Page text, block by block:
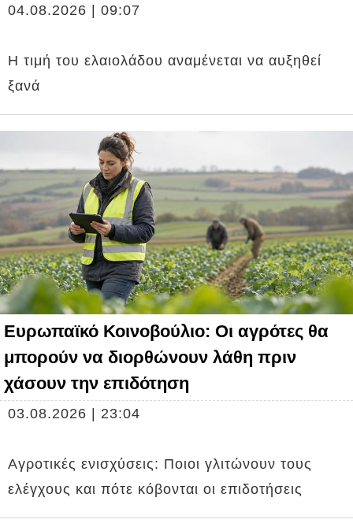
04.08.2026 | 09:07
Η τιμή του ελαιολάδου αναμένεται να αυξηθεί
ξανά
Ευρωπαϊκό Κοινοβούλιο: Οι αγρότες θα
μπορούν να διορθώνουν λάθη πριν
χάσουν την επιδότηση
03.08.2026 | 23:04
Αγροτικές ενισχύσεις: Ποιοι γλιτώνουν τους
ελέγχους και πότε κόβονται οι επιδοτήσεις